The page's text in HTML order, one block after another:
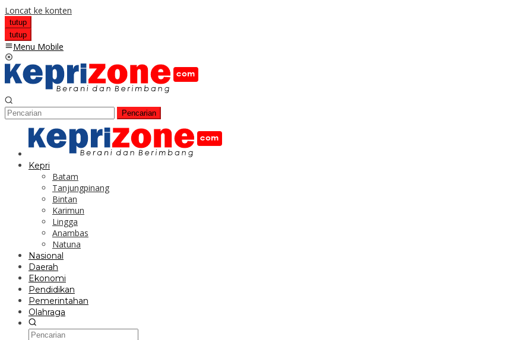
Loncat ke konten
tutup
tutup
Menu Mobile
Pencarian
Kepri
Batam
Tanjungpinang
Bintan
Karimun
Lingga
Anambas
Natuna
Nasional
Daerah
Ekonomi
Pendidikan
Pemerintahan
Olahraga